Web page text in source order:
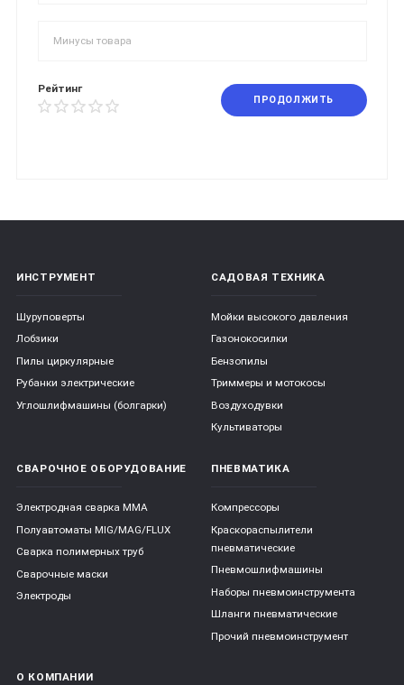
Рейтинг
ПРОДОЛЖИТЬ
ИНСТРУМЕНТ
Шуруповерты
Лобзики
Пилы циркулярные
Рубанки электрические
Углошлифмашины (болгарки)
САДОВАЯ ТЕХНИКА
Мойки высокого давления
Газонокосилки
Бензопилы
Триммеры и мотокосы
Воздуходувки
Культиваторы
СВАРОЧНОЕ ОБОРУДОВАНИЕ
Электродная сварка ММА
Полуавтоматы MIG/MAG/FLUX
Сварка полимерных труб
Сварочные маски
Электроды
ПНЕВМАТИКА
Компрессоры
Краскораспылители
пневматические
Пневмошлифмашины
Наборы пневмоинструмента
Шланги пневматические
Прочий пневмоинструмент
О КОМПАНИИ